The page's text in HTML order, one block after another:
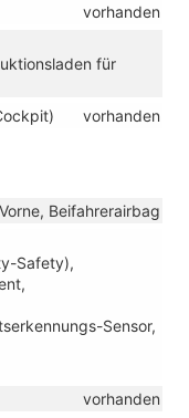
vorhanden
für
vorhanden
Beifahrerairbag
Safety),
Sensor,
vorhanden